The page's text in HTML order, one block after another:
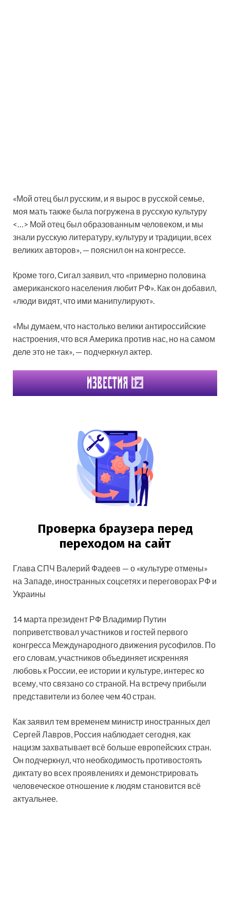
«Мой отец был русским, и я вырос в русской семье,
моя мать также была погружена в русскую культуру
<…> Мой отец был образованным человеком, и мы
знали русскую литературу, культуру и традиции, всех
великих авторов», — пояснил он на конгрессе.
Кроме того, Сигал заявил, что «примерно половина
американского населения любит РФ». Как он добавил,
«люди видят, что ими манипулируют».
«Мы думаем, что настолько велики антироссийские
настроения, что вся Америка против нас, но на самом
деле это не так», — подчеркнул актер.
Глава СПЧ Валерий Фадеев — о «культуре отмены»
на Западе, иностранных соцсетях и переговорах РФ и
Украины
14 марта президент РФ Владимир Путин
поприветствовал участников и гостей первого
конгресса Международного движения русофилов. По
его словам, участников объединяет искренняя
любовь к России, ее истории и культуре, интерес ко
всему, что связано со страной. На встречу прибыли
представители из более чем 40 стран.
Как заявил тем временем министр иностранных дел
Сергей Лавров, Россия наблюдает сегодня, как
нацизм захватывает всё больше европейских стран.
Он подчеркнул, что необходимость противостоять
диктату во всех проявлениях и демонстрировать
человеческое отношение к людям становится всё
актуальнее.